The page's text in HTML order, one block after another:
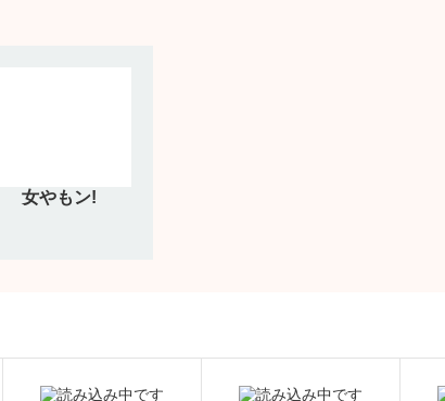
女やもン!